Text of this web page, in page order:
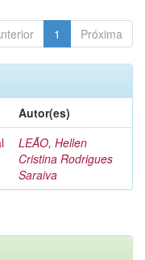
1 Próxima
Autor(es)
LEÃO, Hellen
Cristina Rodrigues
Saraiva